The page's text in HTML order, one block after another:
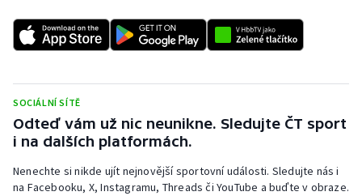
SOCIÁLNÍ SÍTĚ
Odteď vám už nic neunikne. Sledujte ČT sport
i na dalších platformách.
Nenechte si nikde ujít nejnovější sportovní události. Sledujte nás i
na Facebooku, X, Instagramu, Threads či YouTube a buďte v obraze.